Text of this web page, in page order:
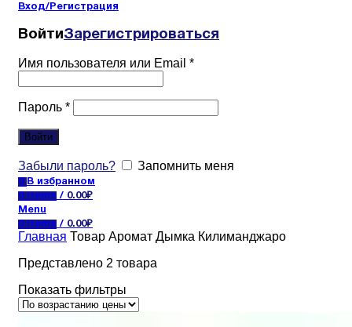
Вход/Регистрация
ВойтиЗарегистрироваться
Имя пользователя или Email *
Пароль *
Войти
Забыли пароль? Запомнить меня
0 В избранном
0
items / 0.00₽
Menu
0
items / 0.00₽
Главная Товар Аромат Дымка Килиманджаро
Представлено 2 товара
Показать фильтры